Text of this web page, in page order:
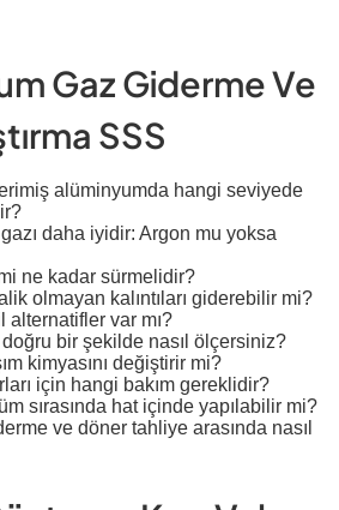
Gaz Giderme Ve
SSS
alüminyumda hangi seviyede
daha iyidir: Argon mu yoksa
ne kadar sürmelidir?
olmayan kalıntıları giderebilir mi?
alternatifler var mı?
bir şekilde nasıl ölçersiniz?
kimyasını değiştirir mi?
için hangi bakım gereklidir?
sırasında hat içinde yapılabilir mi?
ve döner tahliye arasında nasıl